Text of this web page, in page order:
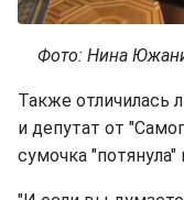
Фото: Нина
Также отличилась
и депутат от
сумочка "потянула"